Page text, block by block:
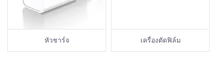
หัวชาร์จ เครื่องตัดฟิล์ม